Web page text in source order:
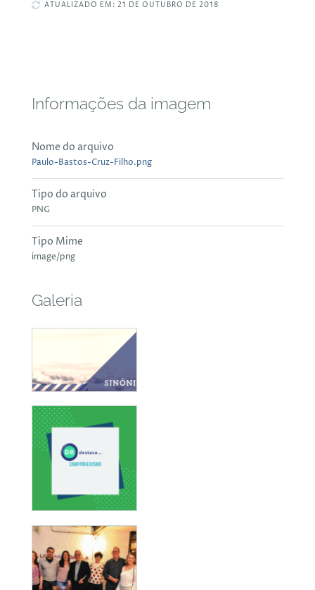
ATUALIZADO EM: 21 DE OUTUBRO DE 2018
Informações da imagem
Nome do arquivo
Paulo-Bastos-Cruz-Filho.png
Tipo do arquivo
PNG
Tipo Mime
image/png
Galeria